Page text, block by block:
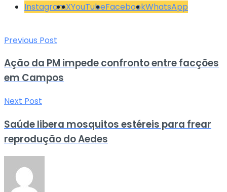
InstagramXYouTubeFacebookWhatsApp
Previous Post
Ação da PM impede confronto entre facções
em Campos
Next Post
Saúde libera mosquitos estéreis para frear
reprodução do Aedes